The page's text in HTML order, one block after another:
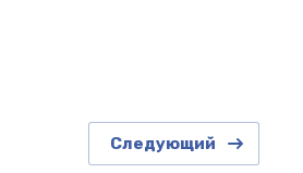
Следующий